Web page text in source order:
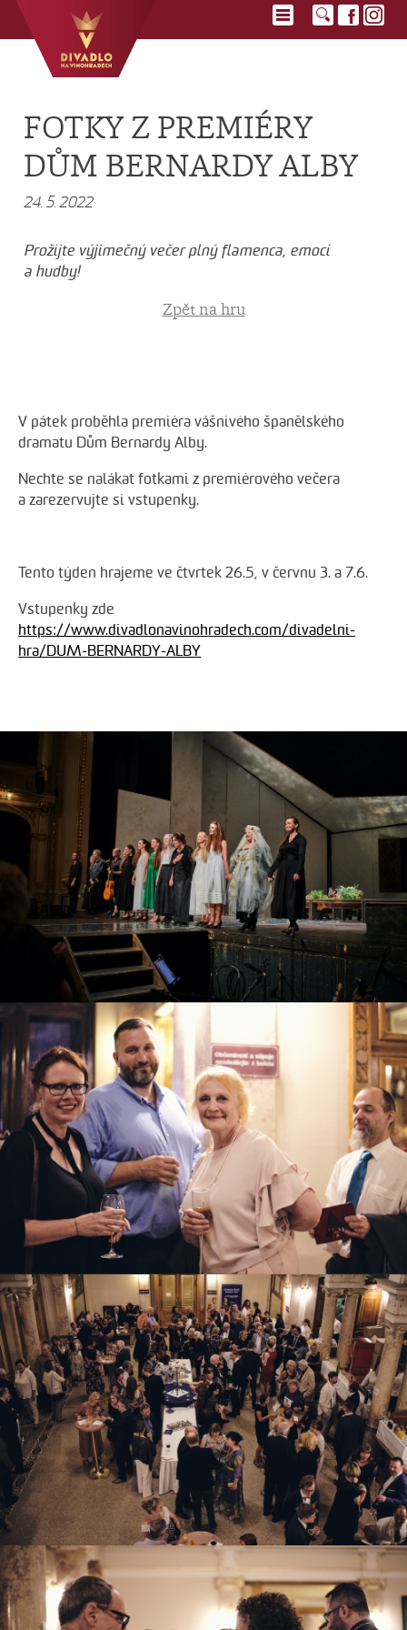
FOTKY Z PREMIÉRY
DŮM BERNARDY ALBY
24. 5. 2022
Prožijte výjimečný večer plný flamenca, emocí
a hudby!
Zpět na hru
V pátek proběhla premiéra vášnivého španělského
dramatu Dům Bernardy Alby.
Nechte se nalákat fotkami z premiérového večera
a zarezervujte si vstupenky.
Tento týden hrajeme ve čtvrtek 26.5, v červnu 3. a 7.6.
Vstupenky zde
https://www.divadlonavinohradech.com/divadelni-
hra/DUM-BERNARDY-ALBY